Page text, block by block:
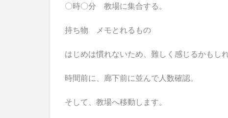
〇時〇分 教場に集合する。
持ち物 メモとれるもの
はじめは慣れないため、難しく感じるかもし
時間前に、廊下前に並んで人数確認。
そして、教場へ移動します。